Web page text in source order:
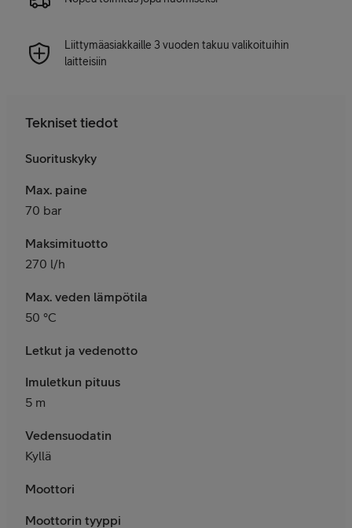
Liittymäasiakkaille 3 vuoden takuu valikoituihin
laitteisiin
Tekniset tiedot
Suorituskyky
Max. paine
70 bar
Maksimituotto
270 l/h
Max. veden lämpötila
50 °C
Letkut ja vedenotto
Imuletkun pituus
5 m
Vedensuodatin
Kyllä
Moottori
Moottorin tyyppi